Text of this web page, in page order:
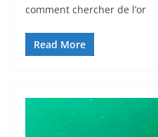
comment chercher de l’or
Read More